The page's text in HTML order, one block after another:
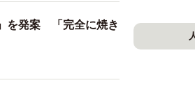
で、改めて「ジンギ
を発案 「完全に焼き